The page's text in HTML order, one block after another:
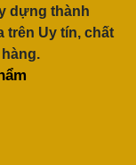
dựng thành
trên Uy tín, chất